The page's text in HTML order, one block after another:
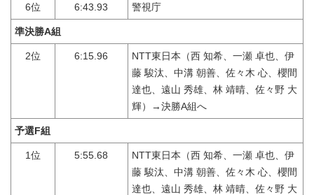
6位 6:43.93 警視庁
準決勝A組
2位 6:15.96
NTT東日本（西 知希、一瀬 卓也、伊
藤 駿汰、中溝 朝善、佐々木 心、櫻間
達也、遠山 秀雄、林 靖晴、佐々野 大
輝）→決勝A組へ
予選F組
1位 5:55.68
NTT東日本（西 知希、一瀬 卓也、伊
藤 駿汰、中溝 朝善、佐々木 心、櫻間
達也、遠山 秀雄、林 靖晴、佐々野 大